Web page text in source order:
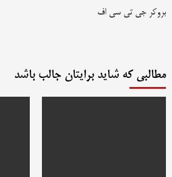
بروکر جی تی سی اف
مطالبی که شاید برایتان جالب باشد